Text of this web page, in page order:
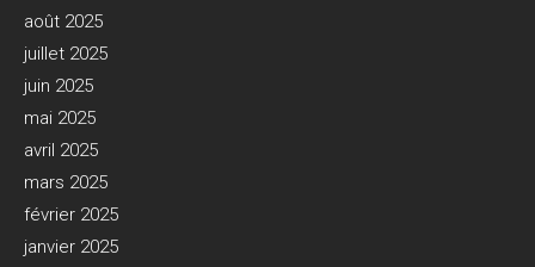
août 2025
juillet 2025
juin 2025
mai 2025
avril 2025
mars 2025
février 2025
janvier 2025